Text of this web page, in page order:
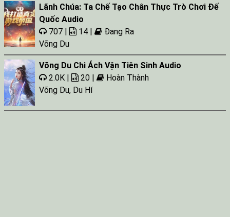
Lãnh Chúa: Ta Chế Tạo Chân Thực Trò Chơi Đế
Quốc Audio
707 |
14 |
Đang Ra
Võng Du
Võng Du Chi Ách Vận Tiên Sinh Audio
2.0K |
20 |
Hoàn Thành
Võng Du, Du Hí